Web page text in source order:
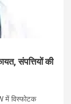
संपत्तियों की
में विस्फोटक